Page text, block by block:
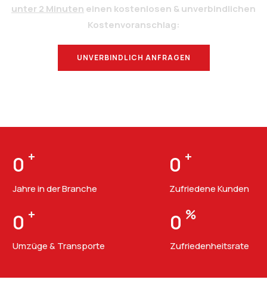
unter 2 Minuten einen kostenlosen & unverbindlichen
Kostenvoranschlag:
UNVERBINDLICH ANFRAGEN
0 +
Jahre in der Branche
0 +
Zufriedene Kunden
0 +
Umzüge & Transporte
0 %
Zufriedenheitsrate